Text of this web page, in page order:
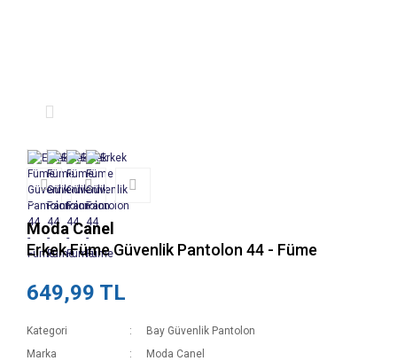
Moda Canel
Erkek Füme Güvenlik Pantolon 44 - Füme
649,99 TL
Kategori
Bay Güvenlik Pantolon
Marka
Moda Canel